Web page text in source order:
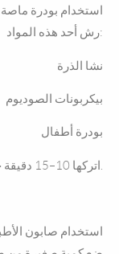
استخدام بودرة ماصة
رش أحد هذه المواد:
نشا الذرة
بيكربونات الصوديوم
بودرة أطفال
استخدام صابون